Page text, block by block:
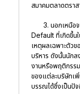
สมาคมตลาดตราส
3. นอกเหนือ
Default ที่เกิดขึ้น
เหตุผลเฉพาะตัว
บริหาร ดังนั้นนักล
งานหรือพฤติกรร
ของแต่ละบริษัทเพิ่
บรรณได้ซึ่งเป็นปัจ